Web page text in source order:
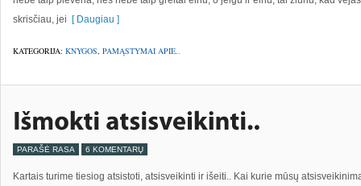
skrisčiau, jei [ Daugiau ]
KATEGORIJA: KNYGOS, PAMĄSTYMAI APIE..
PARAŠĖ RASA 6 KOMENTARŲ
Kartais turime tiesiog atsistoti, atsisveikinti ir išeiti.. Kai kurie mūsų